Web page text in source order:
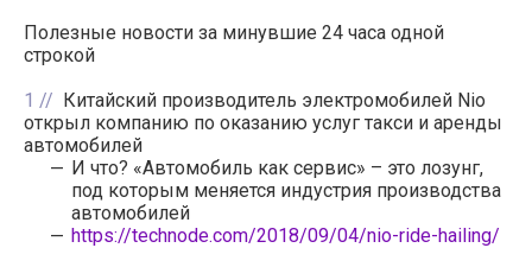
Полезные новости за минувшие 24 часа одной
строкой
1
Китайский производитель электромобилей Nio
открыл компанию по оказанию услуг такси и аренды
автомобилей
И что? «Автомобиль как сервис» – это лозунг,
под которым меняется индустрия производства
автомобилей
https://technode.com/2018/09/04/nio-ride-hailing/